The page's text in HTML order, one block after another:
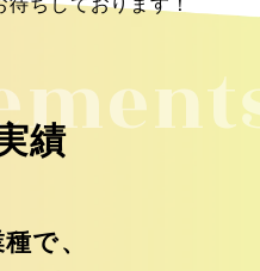
ちしております！
績
で、